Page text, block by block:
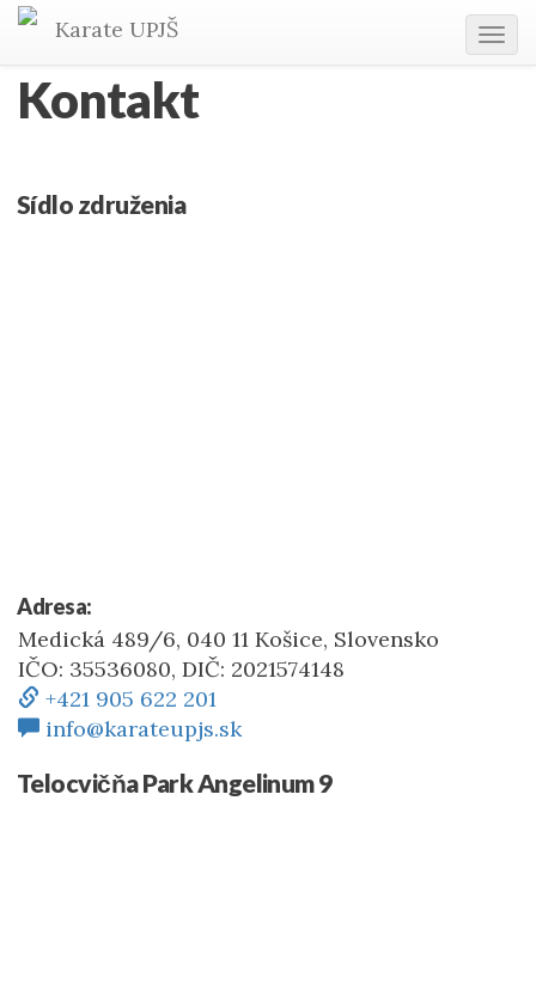
Karate UPJŠ
Kontakt
Sídlo združenia
Adresa:
Medická 489/6, 040 11 Košice, Slovensko
IČO: 35536080, DIČ: 2021574148
+421 905 622 201
info@karateupjs.sk
Telocvičňa Park Angelinum 9